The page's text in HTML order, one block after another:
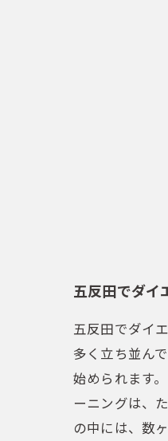
五反田でダイ
五反田でダイ
多く立ち並ん
始められます
ーニングは、
の中には、数